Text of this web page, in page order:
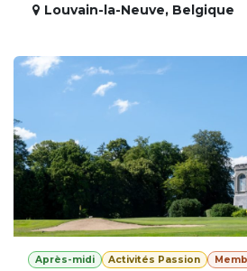
Louvain-la-Neuve, Belgique
Après-midi Activités Passion